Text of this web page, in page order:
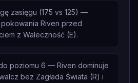
zasięgu (175 vs 125) —
Riven przed
z Waleczność (E).
poziomu 6 — Riven dominuje
bez Zagłada Świata (R) i